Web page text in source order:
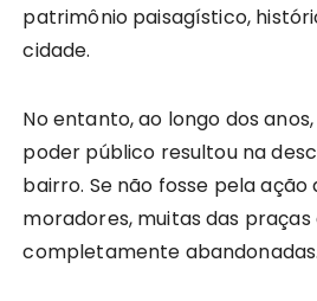
patrimônio paisagístico,
cidade.
No entanto, ao longo dos
poder público resultou na
bairro. Se não fosse pela ação
moradores, muitas das
completamente abandonadas.